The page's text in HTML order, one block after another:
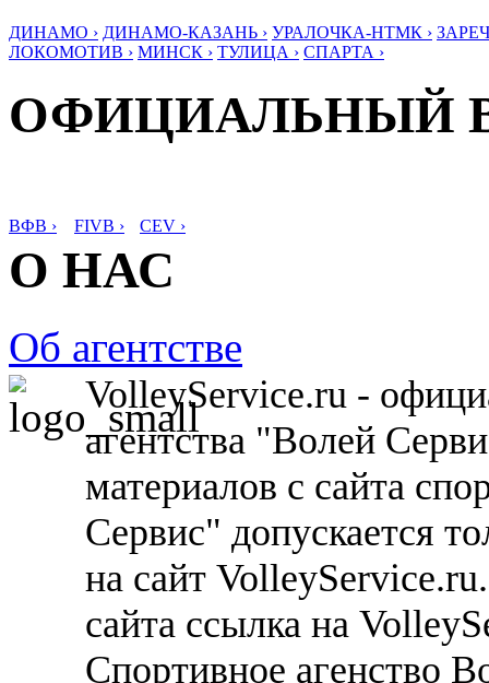
ДИНАМО › ДИНАМО-КАЗАНЬ › УРАЛОЧКА-НТМК ›
ЛОКОМОТИВ › МИНСК › ТУЛИЦА › СПАРТА ›
ОФИЦИАЛЬНЫЙ
ВФВ › FIVB › CEV ›
О НАС
Об агентстве
VolleyService.ru -
агентства "Волей
материалов с сайта
Сервис" допускается
на сайт
сайта ссылка на
Спортивное агенство